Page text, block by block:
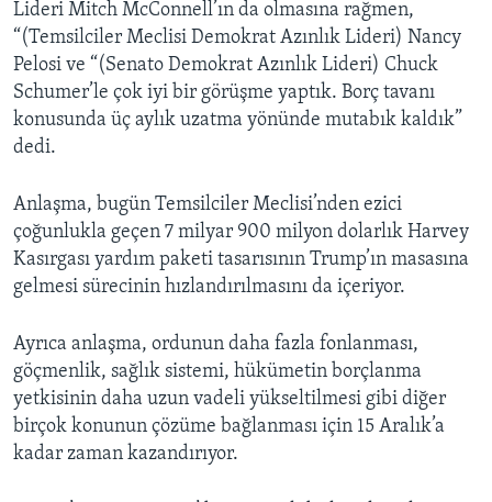
Lideri Mitch McConnell’ın da olmasına rağmen,
“(Temsilciler Meclisi Demokrat Azınlık Lideri) Nancy
Pelosi ve “(Senato Demokrat Azınlık Lideri) Chuck
Schumer’le çok iyi bir görüşme yaptık. Borç tavanı
konusunda üç aylık uzatma yönünde mutabık kaldık”
dedi.
Anlaşma, bugün Temsilciler Meclisi’nden ezici
çoğunlukla geçen 7 milyar 900 milyon dolarlık Harvey
Kasırgası yardım paketi tasarısının Trump’ın masasına
gelmesi sürecinin hızlandırılmasını da içeriyor.
Ayrıca anlaşma, ordunun daha fazla fonlanması,
göçmenlik, sağlık sistemi, hükümetin borçlanma
yetkisinin daha uzun vadeli yükseltilmesi gibi diğer
birçok konunun çözüme bağlanması için 15 Aralık’a
kadar zaman kazandırıyor.